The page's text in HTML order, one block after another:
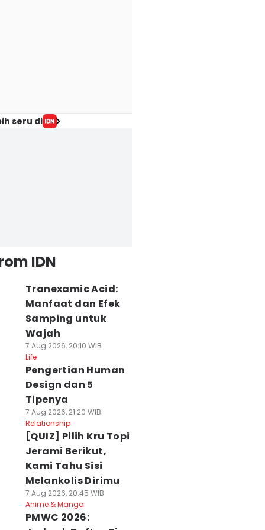
seru di
IDN
Tranexamic Acid:
Manfaat dan Efek
Samping untuk
Wajah
7 Aug 2026, 20:10 WIB
Life
Pengertian Human
Design dan 5
Tipenya
7 Aug 2026, 21:20 WIB
Relationship
[QUIZ] Pilih Kru Topi
Jerami Berikut,
Kami Tahu Sisi
Melankolis Dirimu
7 Aug 2026, 20:45 WIB
Anime & Manga
PMWC 2026: